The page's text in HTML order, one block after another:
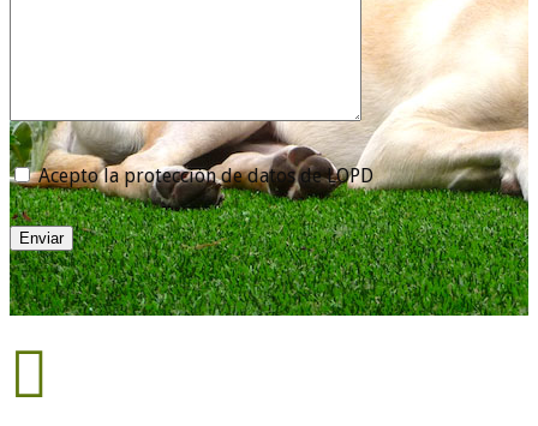
Acepto la protección de datos de LOPD
Enviar
